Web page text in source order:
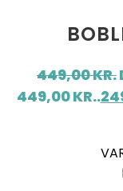
449,00KR.
449,00 KR..